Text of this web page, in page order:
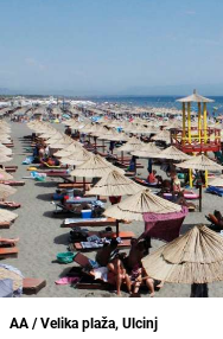
AA / Velika plaža, Ulcinj